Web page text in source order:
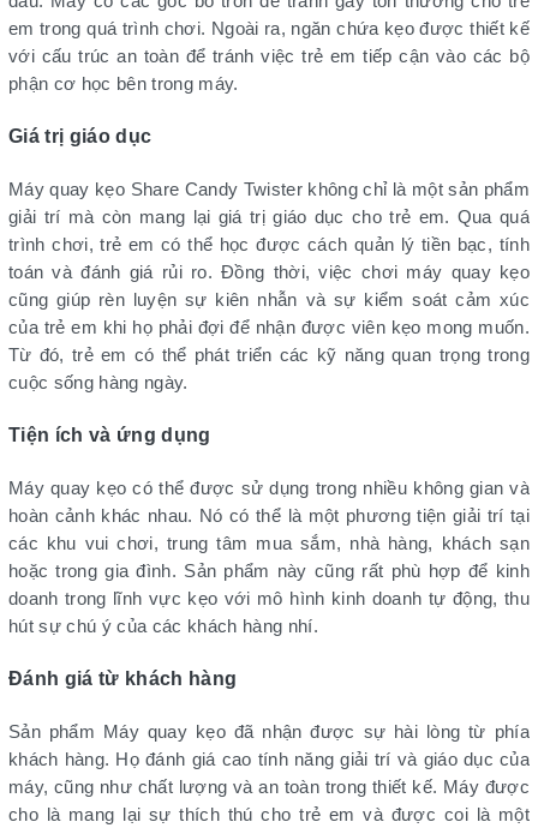
em trong quá trình chơi. Ngoài ra, ngăn chứa kẹo được thiết kế
với cấu trúc an toàn để tránh việc trẻ em tiếp cận vào các bộ
phận cơ học bên trong máy.
Giá trị giáo dục
Máy quay kẹo Share Candy Twister không chỉ là một sản phẩm
giải trí mà còn mang lại giá trị giáo dục cho trẻ em. Qua quá
trình chơi, trẻ em có thể học được cách quản lý tiền bạc, tính
toán và đánh giá rủi ro. Đồng thời, việc chơi máy quay kẹo
cũng giúp rèn luyện sự kiên nhẫn và sự kiểm soát cảm xúc
của trẻ em khi họ phải đợi để nhận được viên kẹo mong muốn.
Từ đó, trẻ em có thể phát triển các kỹ năng quan trọng trong
cuộc sống hàng ngày.
Tiện ích và ứng dụng
Máy quay kẹo có thể được sử dụng trong nhiều không gian và
hoàn cảnh khác nhau. Nó có thể là một phương tiện giải trí tại
các khu vui chơi, trung tâm mua sắm, nhà hàng, khách sạn
hoặc trong gia đình. Sản phẩm này cũng rất phù hợp để kinh
doanh trong lĩnh vực kẹo với mô hình kinh doanh tự động, thu
hút sự chú ý của các khách hàng nhí.
Đánh giá từ khách hàng
Sản phẩm Máy quay kẹo đã nhận được sự hài lòng từ phía
khách hàng. Họ đánh giá cao tính năng giải trí và giáo dục của
máy, cũng như chất lượng và an toàn trong thiết kế. Máy được
cho là mang lại sự thích thú cho trẻ em và được coi là một